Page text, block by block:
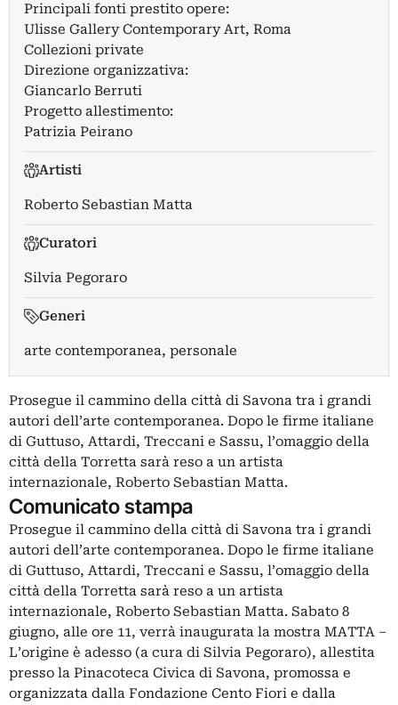
Principali fonti prestito opere:
Ulisse Gallery Contemporary Art, Roma
Collezioni private
Direzione organizzativa:
Giancarlo Berruti
Progetto allestimento:
Patrizia Peirano
Artisti
Roberto Sebastian Matta
Curatori
Silvia Pegoraro
Generi
arte contemporanea, personale
Prosegue il cammino della città di Savona tra i grandi
autori dell’arte contemporanea. Dopo le firme italiane
di Guttuso, Attardi, Treccani e Sassu, l’omaggio della
città della Torretta sarà reso a un artista
internazionale, Roberto Sebastian Matta.
Comunicato stampa
Prosegue il cammino della città di Savona tra i grandi
autori dell’arte contemporanea. Dopo le firme italiane
di Guttuso, Attardi, Treccani e Sassu, l’omaggio della
città della Torretta sarà reso a un artista
internazionale, Roberto Sebastian Matta. Sabato 8
giugno, alle ore 11, verrà inaugurata la mostra MATTA –
L’origine è adesso (a cura di Silvia Pegoraro), allestita
presso la Pinacoteca Civica di Savona, promossa e
organizzata dalla Fondazione Cento Fiori e dalla